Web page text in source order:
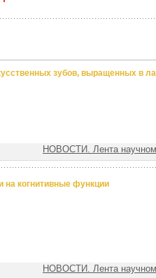
зубов, выращенных в
НОВОСТИ. Лента
на когнитивные функции
НОВОСТИ. Лента